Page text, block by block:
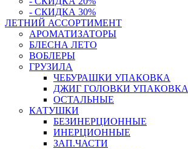
- СКИДКА 30%
ЛЕТНИЙ АССОРТИМЕНТ
АРОМАТИЗАТОРЫ
БЛЕСНА ЛЕТО
ВОБЛЕРЫ
ГРУЗИЛА
ЧЕБУРАШКИ УПАКОВКА
ДЖИГ ГОЛОВКИ УПАКОВКА
ОСТАЛЬНЫЕ
КАТУШКИ
БЕЗИНЕРЦИОННЫЕ
ИНЕРЦИОННЫЕ
ЗАП.ЧАСТИ